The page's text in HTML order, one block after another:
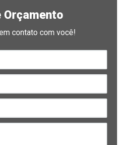
Orçamento
contato com você!